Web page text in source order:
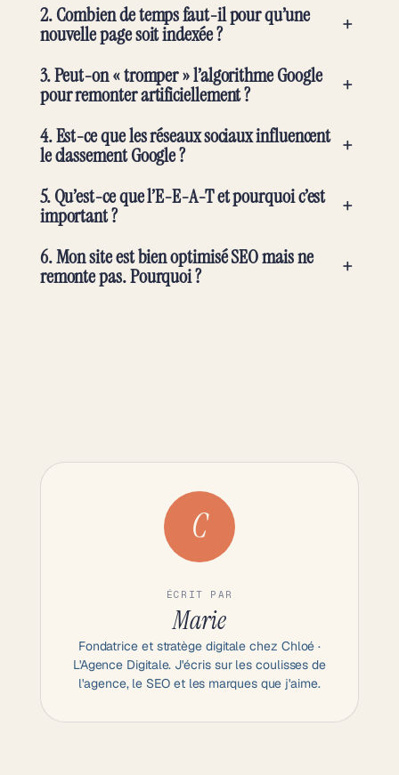
2. Combien de temps faut-il pour qu’une
nouvelle page soit indexée ?
+
3. Peut-on « tromper » l’algorithme Google
pour remonter artificiellement ?
+
4. Est-ce que les réseaux sociaux influencent
le classement Google ?
+
5. Qu’est-ce que l’E-E-A-T et pourquoi c’est
important ?
+
6. Mon site est bien optimisé SEO mais ne
remonte pas. Pourquoi ? +
C
ÉCRIT PAR
Marie
Fondatrice et stratège digitale chez Chloé ·
L'Agence Digitale. J'écris sur les coulisses de
l'agence, le SEO et les marques que j'aime.